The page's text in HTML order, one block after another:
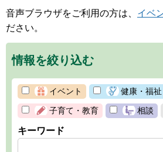
音声ブラウザをご利用の方は、 イベ
ださい。
情報を絞り込む
イベント 健康・福祉
子育て・教育 相談
キーワード